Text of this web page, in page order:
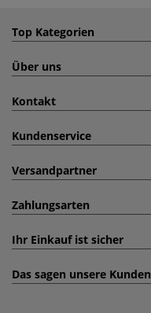
Top Kategorien
Über uns
Kontakt
Kundenservice
Versandpartner
Zahlungsarten
Ihr Einkauf ist sicher
Das sagen unsere Kunden